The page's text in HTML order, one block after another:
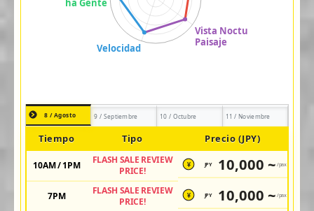
8 / Agosto 9 / Septiembre 10 / Octubre 11 / Noviembre
Tiempo Tipo Precio (JPY)
10AM / 1PM
FLASH SALE REVIEW
PRICE!
¥ JPY 10,000 ~ /pax
7PM
FLASH SALE REVIEW
PRICE!
¥ JPY 10,000 ~ /pax